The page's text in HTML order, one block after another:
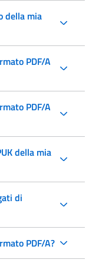
della mia
PDF/A
PDF/A
della mia
di
PDF/A?